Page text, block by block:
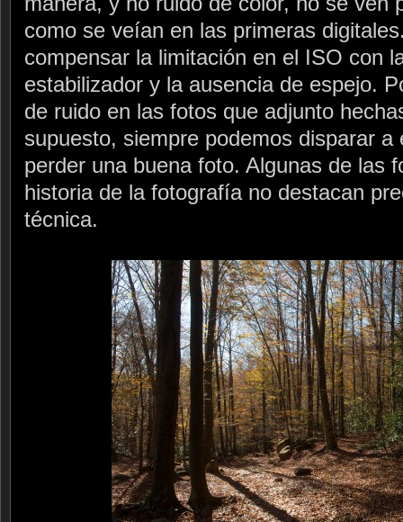
como se veían en las primeras
compensar la limitación en el ISO con
estabilizador y la ausencia de espejo.
de ruido en las fotos que adjunto
supuesto, siempre podemos disparar
perder una buena foto. Algunas de las
historia de la fotografía no destacan
técnica.